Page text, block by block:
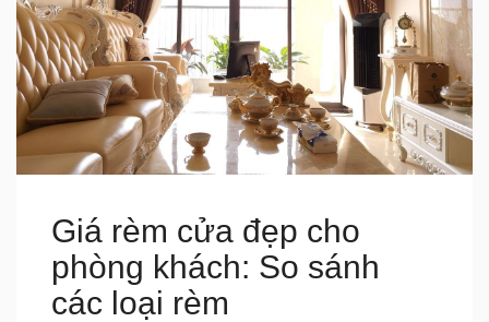
Giá rèm cửa đẹp cho
phòng khách: So sánh
các loại rèm